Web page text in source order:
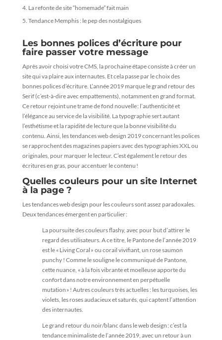
La refonte de site “homemade” fait main
Tendance Memphis : le pep des nostalgiques
Les bonnes polices d’écriture pour
faire passer votre message
Après avoir choisi votre CMS, la prochaine étape consiste à créer un
site qui va plaire aux internautes. Et cela passe par le choix des
bonnes polices d’écriture. L’année 2019 marque le grand retour des
Serif (c’est-à-dire avec empattements), notamment en grand format.
Ce retour rejoint une trame de fond nouvelle : l’authenticité et
l’élégance au service de la visibilité. La typographie sert autant
l’esthétisme et la rapidité de lecture que la bonne visibilité du
contenu. Ainsi, les tendances web design 2019 concernant les polices
se rapprochent des magazines papiers avec des typographies XXL ou
originales, pour marquer le lecteur. C’est également le retour des
écritures en gras, pour accentuer le contenu !
Quelles couleurs pour un site Internet
à la page ?
Les tendances web design pour les couleurs sont assez paradoxales.
Deux tendances émergent en particulier :
La poursuite des couleurs flashy, avec pour but d’attirer le
regard des utilisateurs. A ce titre, le Pantone de l’année 2019
est le « Living Coral » ou corail vivifiant, un rose saumon
punchy ! Comme le souligne le communiqué de Pantone,
cette nuance, « à la fois vibrante et moelleuse apporte du
confort dans notre environnement en perpétuelle
mutation » ! Autres couleurs très actuelles : les turquoises, les
violets, les roses audacieux et saturés, qui captent l’attention
des internautes.
Le grand retour du noir/blanc dans le web design : c’est la
tendance minimaliste de l’année 2019, avec un retour à un